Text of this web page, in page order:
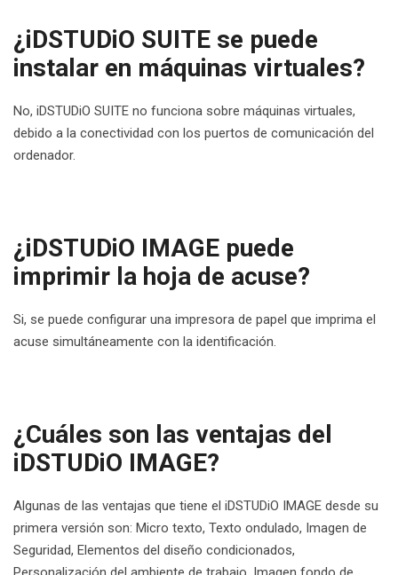
¿iDSTUDiO SUITE se puede
instalar en máquinas virtuales?
No, iDSTUDiO SUITE no funciona sobre máquinas virtuales,
debido a la conectividad con los puertos de comunicación del
ordenador.
¿iDSTUDiO IMAGE puede
imprimir la hoja de acuse?
Si, se puede configurar una impresora de papel que imprima el
acuse simultáneamente con la identificación.
¿Cuáles son las ventajas del
iDSTUDiO IMAGE?
Algunas de las ventajas que tiene el iDSTUDiO IMAGE desde su
primera versión son: Micro texto, Texto ondulado, Imagen de
Seguridad, Elementos del diseño condicionados,